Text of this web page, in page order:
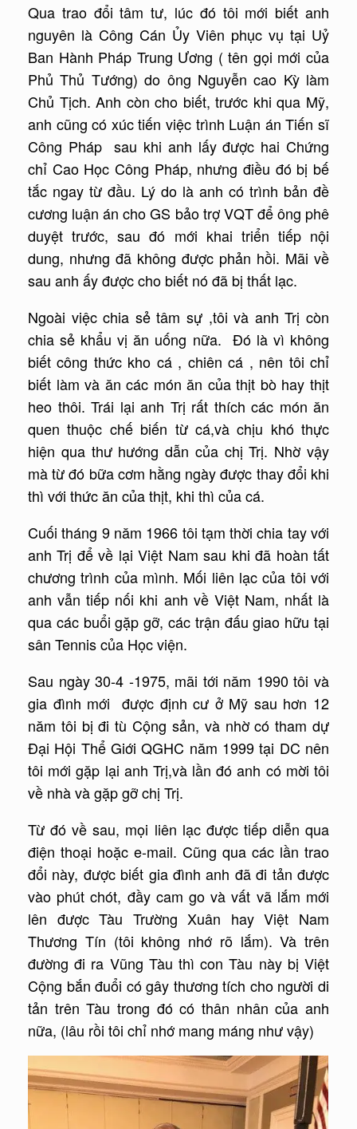
Qua trao đổi tâm tư, lúc đó tôi mới biết anh
nguyên là Công Cán Ủy Viên phục vụ tại Uỷ
Ban Hành Pháp Trung Ương ( tên gọi mới của
Phủ Thủ Tướng) do ông Nguyễn cao Kỳ làm
Chủ Tịch. Anh còn cho biết, trước khi qua Mỹ,
anh cũng có xúc tiến việc trình Luận án Tiến sĩ
Công Pháp sau khi anh lấy được hai Chứng
chỉ Cao Học Công Pháp, nhưng điều đó bị bế
tắc ngay từ đầu. Lý do là anh có trình bản đề
cương luận án cho GS bảo trợ VQT để ông phê
duyệt trước, sau đó mới khai triển tiếp nội
dung, nhưng đã không được phản hồi. Mãi về
sau anh ấy được cho biết nó đã bị thất lạc.
Ngoài việc chia sẻ tâm sự ,tôi và anh Trị còn
chia sẻ khẩu vị ăn uống nữa. Đó là vì không
biết công thức kho cá , chiên cá , nên tôi chỉ
biết làm và ăn các món ăn của thịt bò hay thịt
heo thôi. Trái lại anh Trị rất thích các món ăn
quen thuộc chế biến từ cá,và chịu khó thực
hiện qua thư hướng dẫn của chị Trị. Nhờ vậy
mà từ đó bữa cơm hằng ngày được thay đổi khi
thì với thức ăn của thịt, khi thì của cá.
Cuối tháng 9 năm 1966 tôi tạm thời chia tay với
anh Trị để về lại Việt Nam sau khi đã hoàn tất
chương trình của mình. Mối liên lạc của tôi với
anh vẫn tiếp nối khi anh về Việt Nam, nhất là
qua các buổi gặp gỡ, các trận đấu giao hữu tại
sân Tennis của Học viện.
Sau ngày 30-4 -1975, mãi tới năm 1990 tôi và
gia đình mới được định cư ở Mỹ sau hơn 12
năm tôi bị đi tù Cộng sản, và nhờ có tham dự
Đại Hội Thể Giới QGHC năm 1999 tại DC nên
tôi mới gặp lại anh Trị,và lần đó anh có mời tôi
về nhà và gặp gỡ chị Trị.
Từ đó về sau, mọi liên lạc được tiếp diễn qua
điện thoại hoặc e-mail. Cũng qua các lần trao
đổi này, được biết gia đình anh đã đi tản được
vào phút chót, đầy cam go và vất vã lắm mới
lên được Tàu Trường Xuân hay Việt Nam
Thương Tín (tôi không nhớ rõ lắm). Và trên
đường đi ra Vũng Tàu thì con Tàu này bị Việt
Cộng bắn đuổi có gây thương tích cho người di
tản trên Tàu trong đó có thân nhân của anh
nữa, (lâu rồi tôi chỉ nhớ mang máng như vậy)